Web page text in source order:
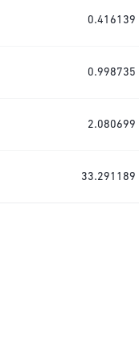
0.416139
0.998735
2.080699
33.291189